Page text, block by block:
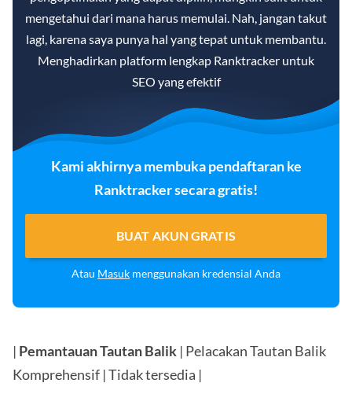
mengetahui dari mana harus memulai. Nah, jangan takut
lagi, karena saya punya hal yang tepat untuk membantu.
Menghadirkan platform lengkap Ranktracker untuk
SEO yang efektif
Kami akhirnya membuka pendaftaran ke
Ranktracker secara gratis!
BUAT AKUN GRATIS
Atau Masuk menggunakan kredensial Anda
| Pemantauan Tautan Balik | Pelacakan Tautan Balik
Komprehensif | Tidak tersedia |